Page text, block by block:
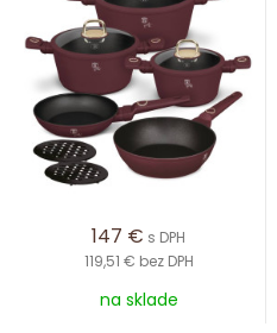
147 € s DPH
119,51 € bez DPH
na sklade